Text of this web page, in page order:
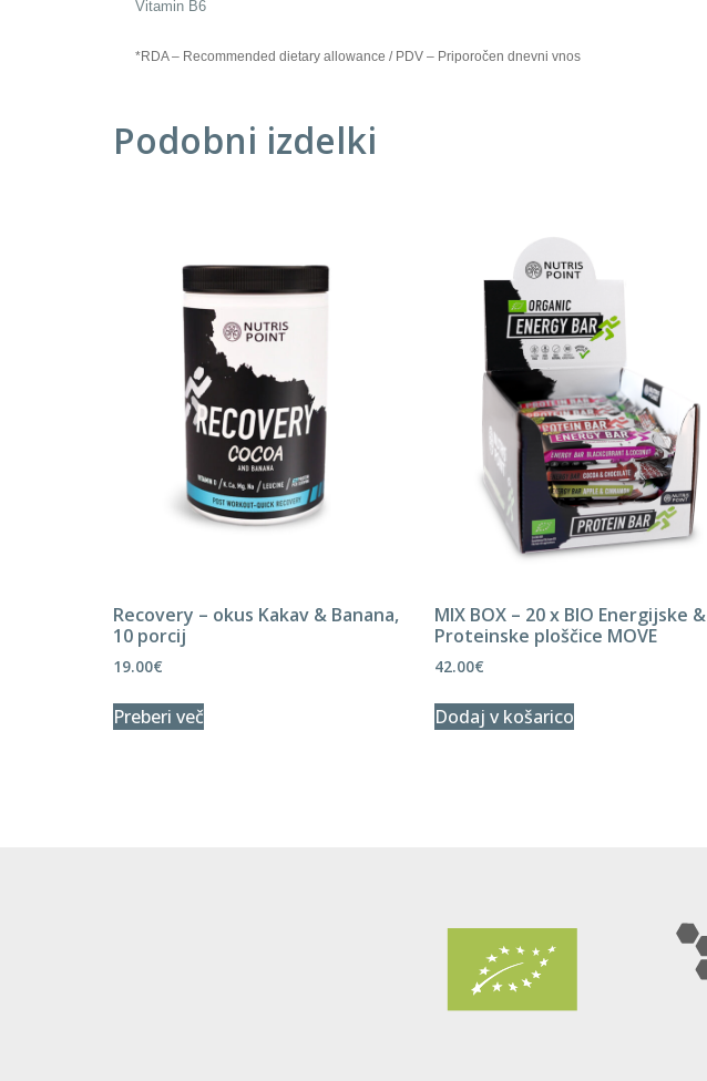
Vitamin B6
*RDA – Recommended dietary allowance / PDV – Priporočen dnevni vnos
Podobni izdelki
Recovery – okus Kakav & Banana,
10 porcij
19.00€
Preberi več
MIX BOX – 20 x BIO Energijske &
Proteinske ploščice MOVE
42.00€
Dodaj v košarico